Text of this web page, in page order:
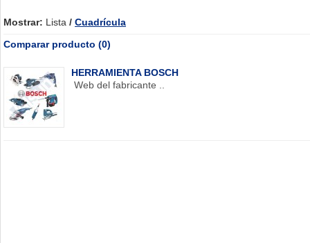
Mostrar: Lista / Cuadrícula
Comparar producto (0)
HERRAMIENTA BOSCH
Web del fabricante ..